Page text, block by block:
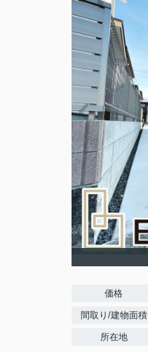
価格
間取り/建物面積
所在地